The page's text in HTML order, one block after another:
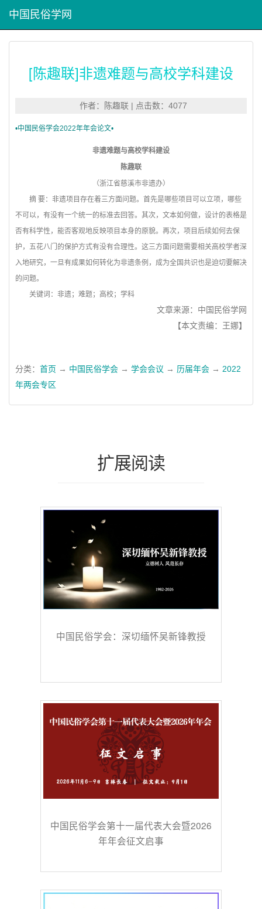
中国民俗学网
[陈趣联]非遗难题与高校学科建设
作者：陈趣联 | 点击数：4077
•中国民俗学会2022年年会论文•
非遗难题与高校学科建设
陈趣联
（浙江省慈溪市非遗办）
摘 要：非遗项目存在着三方面问题。首先是哪些项目可以立项，哪些
不可以，有没有一个统一的标准去回答。其次，文本如何做，设计的表格是
否有科学性，能否客观地反映项目本身的原貌。再次，项目后续如何去保
护，五花八门的保护方式有没有合理性。这三方面问题需要相关高校学者深
入地研究，一旦有成果如何转化为非遗条例，成为全国共识也是迫切要解决
的问题。
关键词： 非遗；难题；高校；学科
文章来源：中国民俗学网
【本文责编：王娜】
分类： 首页 → 中国民俗学会 → 学会会议 → 历届年会 → 2022
年两会专区
扩展阅读
中国民俗学会：深切缅怀吴新锋教授
中国民俗学会第十一届代表大会暨2026
年年会征文启事